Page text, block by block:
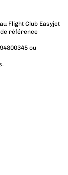
Flight Club Easyjet
de référence
ou